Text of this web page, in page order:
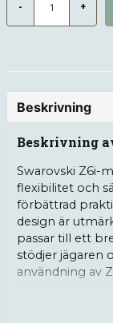
- +
Beskrivning
Beskrivning
Swarovski Z6i-
flexibilitet och
förbättrad
design är
passar till ett
stödjer jägaren
användning av
Swarovski Z6i